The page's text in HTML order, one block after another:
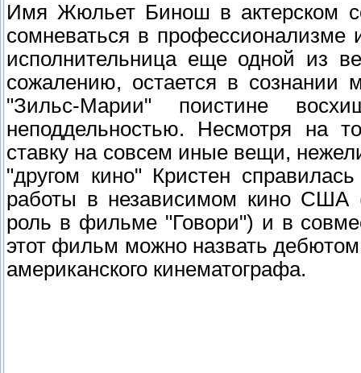
Имя Жюльет Бинош в актерском
сомневаться в профессионализме
исполнительница еще одной из
сожалению, остается в сознании
"Зильс-Марии" поистине
неподдельностью. Несмотря на
ставку на совсем иные вещи,
"другом кино" Кристен
работы в независимом кино США
роль в фильме "Говори") и в
этот фильм можно назвать
американского кинематографа.